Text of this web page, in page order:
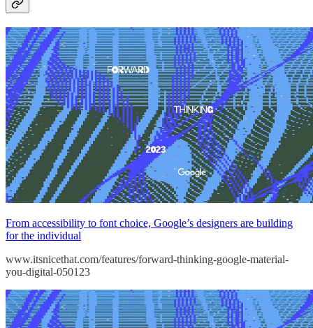
From accessibility to font choice, Google’s designers are building
for the individual
www.itsnicethat.com/features/forward-thinking-google-material-
you-digital-050123